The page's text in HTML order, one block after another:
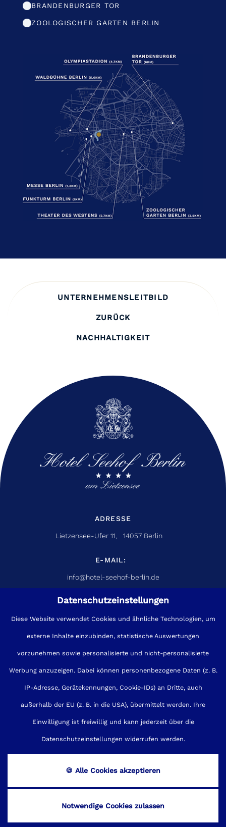
Datenschutzeinstellungen
Diese Website verwendet Cookies und ähnliche Technologien, um
externe Inhalte einzubinden, statistische Auswertungen
vorzunehmen sowie personalisierte und nicht-personalisierte
Werbung anzuzeigen. Dabei können personenbezogene Daten (z. B.
IP-Adresse, Gerätekennungen, Cookie-IDs) an Dritte, auch
außerhalb der EU (z. B. in die USA), übermittelt werden. Ihre
Einwilligung ist freiwillig und kann jederzeit über die
Datenschutzeinstellungen widerrufen werden.
🍪 Alle Cookies akzeptieren
Notwendige Cookies zulassen
BRANDENBURGER TOR
ZOOLOGISCHER GARTEN BERLIN
UNTERNEHMENSLEITBILD
ZURÜCK
NACHHALTIGKEIT
ADRESSE
Lietzensee-Ufer 11, 14057 Berlin
E-MAIL:
info@hotel-seehof-berlin.de
TELEFONISCHE BERATUNG:
+49(0)30-32002-0
Impressum Sitemap
Barrierefreiheit
made by